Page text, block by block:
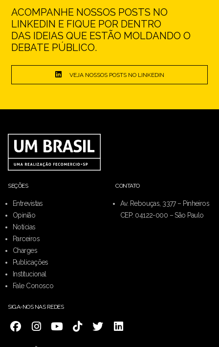
ACOMPANHE NOSSOS POSTS NO
LINKEDIN E FIQUE POR DENTRO
DAS IDEIAS QUE ESTÃO MOLDANDO O
DEBATE PÚBLICO.
VEJA NOSSOS POSTS NO LINKEDIN
SEÇÕES
Entrevistas
Opinião
Notícias
Parceiros
Charges
Publicações
Institucional
Fale Conosco
CONTATO
Av. Rebouças, 3377 – Pinheiros
CEP: 04122-000 – São Paulo
SIGA-NOS NAS REDES